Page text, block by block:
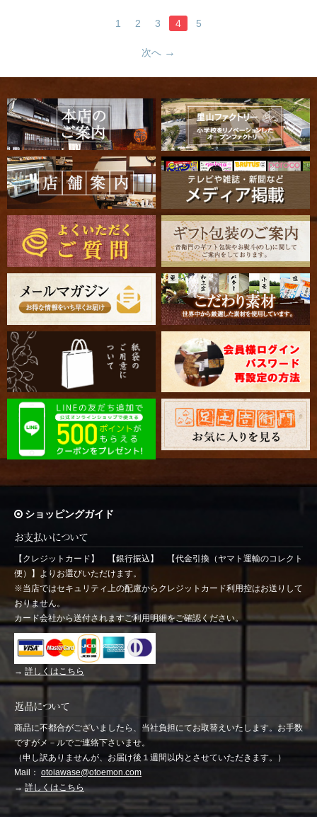
1 2 3 4 5
次へ
ショッピングガイド
お支払いについて
【クレジットカード】 【銀行振込】 【代金引換（ヤマト運輸のコレクト
便）】よりお選びいただけます。
※当店ではセキュリティ上の配慮からクレジットカード利用控はお送りして
おりません。
カード会社から送付されますご利用明細をご確認ください。
→ 詳しくはこちら
返品について
商品に不都合がございましたら、当社負担にてお取替えいたします。お手数
ですがメ－ルでご連絡下さいませ。
（申し訳ありませんが、お届け後１週間以内とさせていただきます。）
Mail： otoiawase@otoemon.com
→詳しくはこちら